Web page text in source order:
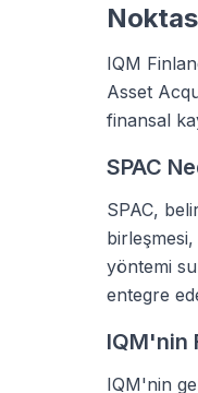
IQM
Asset
finansal
SPAC
SPAC,
yöntemi
entegre
IQM'nin
IQM'nin